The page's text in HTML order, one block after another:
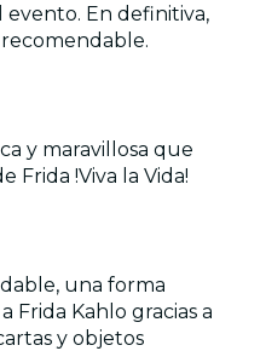
evento. En definitiva,
y maravillosa que
Frida !Viva la Vida!
una forma
Frida Kahlo gracias a
y objetos